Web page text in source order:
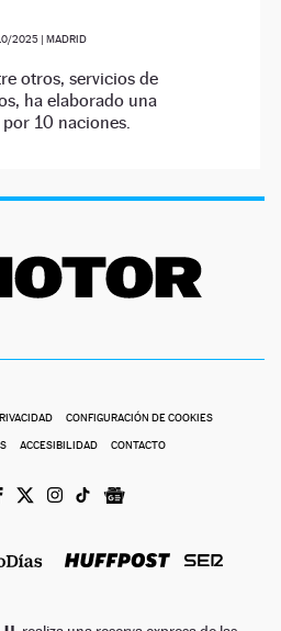
2025| MADRID
otros, servicios de
ha elaborado una
10 naciones.
CONFIGURACIÓN DE COOKIES
ACCESIBILIDAD CONTACTO